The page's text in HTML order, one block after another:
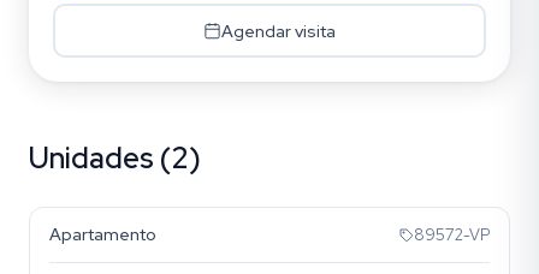
Agendar visita
Unidades (2)
Bela Vista
Apartamento 89572-VP